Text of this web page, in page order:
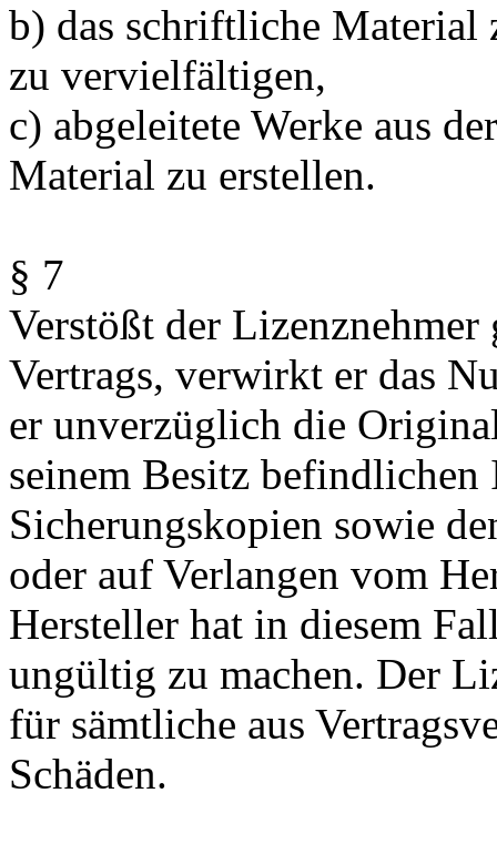
b) das schriftliche Material
zu vervielfältigen,
c) abgeleitete Werke aus
Material zu erstellen.
§ 7
Verstößt der Lizenznehmer
Vertrags, verwirkt er das
er unverzüglich die
seinem Besitz
Sicherungskopien sowie
oder auf Verlangen vom
Hersteller hat in diesem
ungültig zu machen. Der
für sämtliche aus
Schäden.